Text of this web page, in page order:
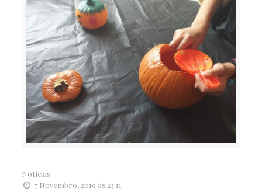
Notícias
7 Novembro, 2019 às 23:11